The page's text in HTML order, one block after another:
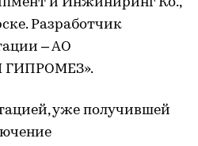
Разработчик
– АО
уже получившей